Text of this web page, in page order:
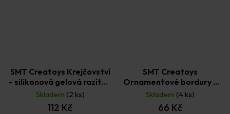
SMT Creatoys Krejčovství
- silikonová gelová razítka
14 ks
Skladem (2 ks)
112 Kč
SMT Creatoys
Ornamentové bordury -
silikonová gelová razítka 5
ks
Skladem (4 ks)
66 Kč